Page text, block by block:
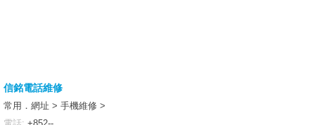
信銘電話維修
常用．網址 > 手機維修 >